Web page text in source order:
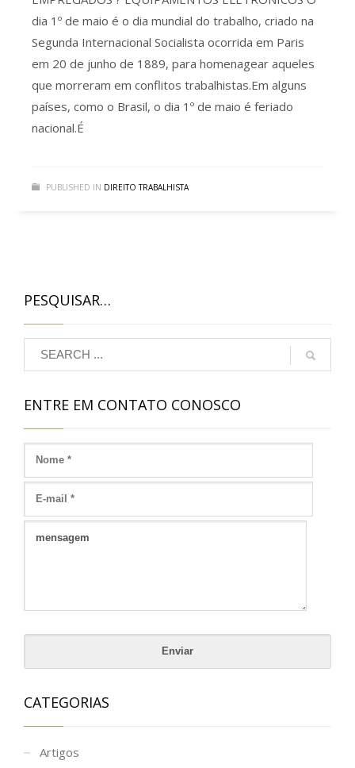
dia 1º de maio é o dia mundial do trabalho, criado na
Segunda Internacional Socialista ocorrida em Paris
em 20 de junho de 1889, para homenagear aqueles
que morreram em conflitos trabalhistas.Em alguns
países, como o Brasil, o dia 1º de maio é feriado
nacional.É
PUBLISHED IN DIREITO TRABALHISTA
PESQUISAR…
ENTRE EM CONTATO CONOSCO
CATEGORIAS
Artigos